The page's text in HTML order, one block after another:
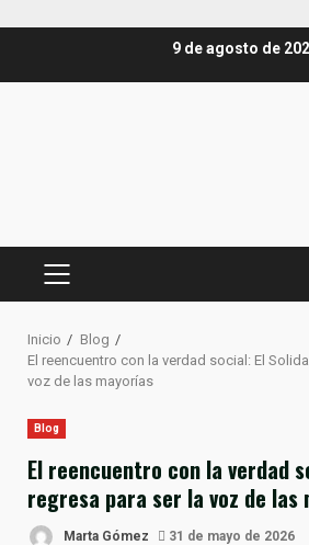
9 de agosto de
MENÚ
Inicio
Blog
El reencuentro con la verdad social: El
voz de las mayorías
Blog
El reencuentro con la verdad
regresa para ser la voz de las
Marta Gómez 31 de mayo de 2026